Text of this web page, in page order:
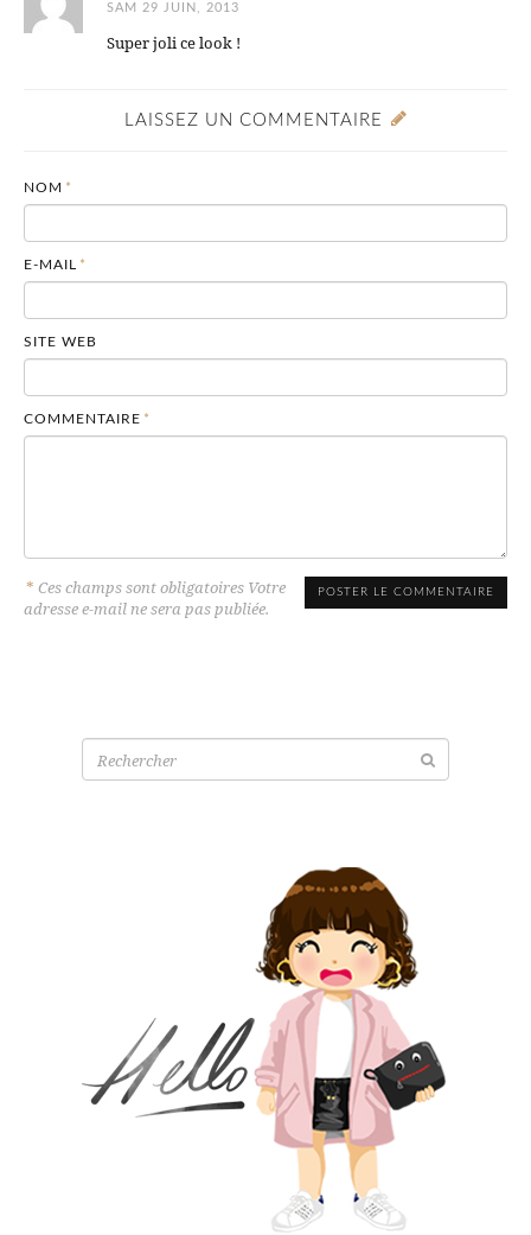
SAM 29 JUIN, 2013
Super joli ce look !
LAISSEZ UN COMMENTAIRE
NOM *
E-MAIL *
SITE WEB
COMMENTAIRE *
* Ces champs sont obligatoires Votre
adresse e-mail ne sera pas publiée.
Recherche
pour: